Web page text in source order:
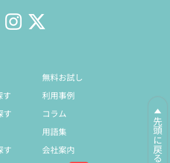
先頭に戻る
す
す
す
無料お試し
利用事例
コラム
用語集
会社案内